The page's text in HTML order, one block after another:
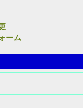
ーム